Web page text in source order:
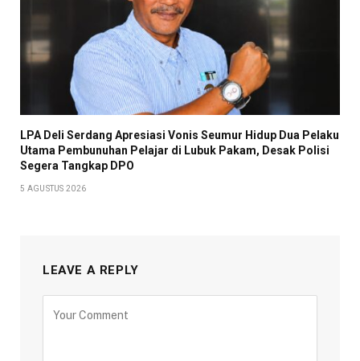
LPA Deli Serdang Apresiasi Vonis Seumur Hidup Dua Pelaku
Utama Pembunuhan Pelajar di Lubuk Pakam, Desak Polisi
Segera Tangkap DPO
5 AGUSTUS 2026
LEAVE A REPLY